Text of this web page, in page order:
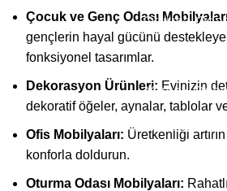
Çocuk ve Genç Odası
gençlerin hayal gücünü
fonksiyonel tasarımlar.
Dekorasyon Ürünleri: Evinizin
dekoratif öğeler, aynalar, tablolar
Ofis Mobilyaları: Üretkenliği
konforla doldurun.
Oturma Odası Mobilyaları:
Oturma
Yatak Odası
Yemek
Çocuk & Genç